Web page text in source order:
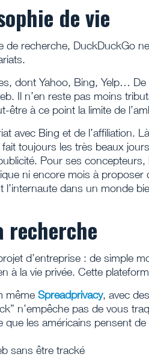
de vie
recherche, DuckDuckGo
dont Yahoo, Bing, Yelp… De
Il n’en reste pas moins
être à ce point la limite de
avec Bing et de l’affiliation.
toujours les très beaux
Pour ses concepteurs,
ni encore mois à proposer
l’internaute dans un monde
recherche
d’entreprise : de simple
à la vie privée. Cette
même Spreadprivacy, avec
n’empêche pas de vous
les américains pensent
sans être tracké